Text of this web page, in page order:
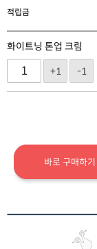
적립금
화이트닝 톤업 크림
+1
-1
바로 구매하기